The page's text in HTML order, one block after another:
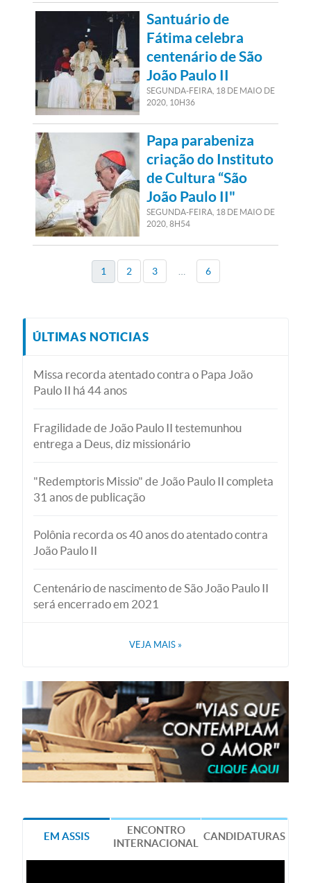
Santuário de
Fátima celebra
centenário de São
João Paulo II
SEGUNDA-FEIRA, 18DEMAIO DE
2020, 10H36
Papa parabeniza
criação do Instituto
de Cultura “São
João Paulo II"
SEGUNDA-FEIRA, 18DEMAIO DE
2020, 8H54
1 2 3 6
ÚLTIMAS NOTICIAS
Missa recorda atentado contra o Papa João
Paulo II há 44 anos
Fragilidade de João Paulo II testemunhou
entrega a Deus, diz missionário
"Redemptoris Missio" de João Paulo II completa
31 anos de publicação
Polônia recorda os 40 anos do atentado contra
João Paulo II
Centenário de nascimento de São João Paulo II
será encerrado em 2021
VEJA MAIS »
EM ASSIS
ENCONTRO
INTERNACIONAL
CANDIDATURAS